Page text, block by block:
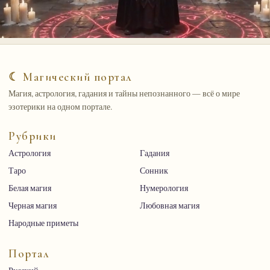
☾ Магический портал
Магия, астрология, гадания и тайны непознанного — всё о мире
эзотерики на одном портале.
Рубрики
Астрология
Гадания
Таро
Сонник
Белая магия
Нумерология
Черная магия
Любовная магия
Народные приметы
Портал